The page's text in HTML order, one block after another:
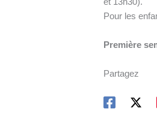
Pour les
Première
Partagez